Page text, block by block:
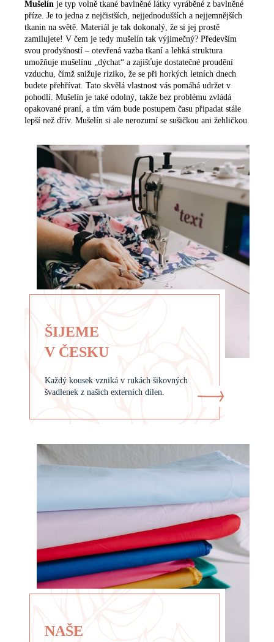
Mušelín je typ volně tkané bavlněné látky vyráběné z bavlněné
příze. Je to jedna z nejčistších, nejjednodušších a nejjemnějších
tkanin na světě. Materiál je tak dokonalý, že si jej prostě
zamilujete! V čem je tedy mušelín tak výjimečný? Především
svou prodyšností – otevřená vazba tkaní a lehká struktura
umožňuje mušelínu „dýchat“ a zajišťuje dostatečné proudění
vzduchu, čímž snižuje riziko, že se při horkých letních dnech
budete přehřívat. Tato skvělá vlastnost vás pomáhá udržet v
pohodlí. Mušelín je také odolný, takže bez problému zvládá
opakované praní, a tím vám bude postupem času připadat stále
lepší než dřív. Mušelín si ale nerozumí se sušičkou ani žehličkou.
ŠIJEME
V ČESKU
Každý kousek vzniká v rukách šikovných
švadlenek z našich externích dílen.
NAŠE